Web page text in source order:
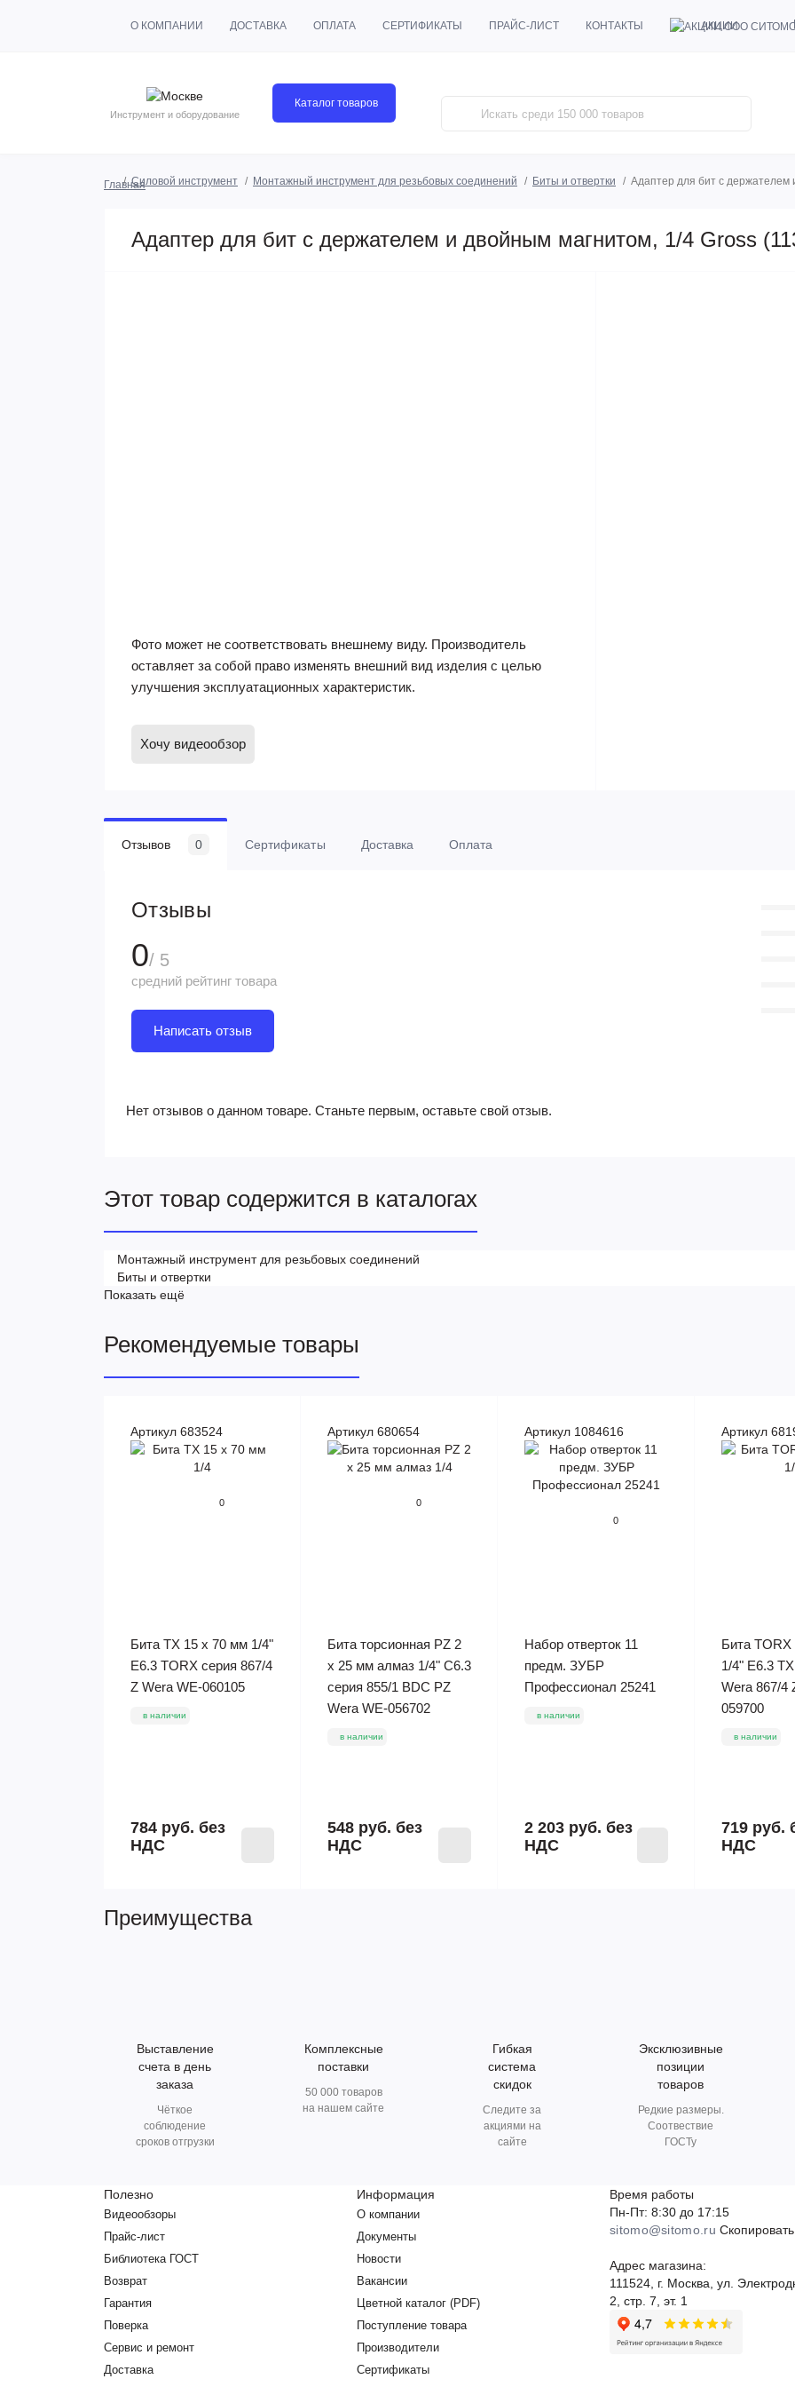
О КОМПАНИИ ДОСТАВКА ОПЛАТА СЕРТИФИКАТЫ ПРАЙС-ЛИСТ КОНТАКТЫ АКЦИИ
Инструмент и оборудование
Каталог товаров
ГлавнаяСиловой инструмент Монтажный инструмент для резьбовых соединений Биты и отвертки Адаптер для бит с держателем
Адаптер для бит с держателем и двойным магнитом, 1/4 Gross
Фото может не соответствовать внешнему виду. Производитель
оставляет за собой право изменять внешний вид изделия с целью
улучшения эксплуатационных характеристик.
Хочу видеообзор
Отзывов 0 Сертификаты Доставка Оплата
Отзывы
0/ 5
средний рейтинг товара
Написать отзыв
Нет отзывов о данном товаре. Станьте первым, оставьте свой отзыв.
Этот товар содержится в каталогах
Монтажный инструмент для резьбовых соединений
Биты и отвертки
Показать ещё
Рекомендуемые товары
Артикул 683524
0
Бита TX 15 x 70 мм 1/4"
E6.3 TORX серия 867/4
Z Wera WE-060105
в наличии
784 руб. без
НДС
Артикул 680654
0
Бита торсионная PZ 2
x 25 мм алмаз 1/4" C6.3
серия 855/1 BDC PZ
Wera WE-056702
в наличии
548 руб. без
НДС
Артикул 1084616
0
Набор отверток 11
предм. ЗУБР
Профессионал 25241
в наличии
2 203 руб. без
НДС
Артикул
Бита
1/4" E6.3
Wera 867/4
059700
в наличии
719 руб.
НДС
Преимущества
Выставление
счета в день
заказа
Чёткое
соблюдение
сроков отгрузки
Комплексные
поставки
50 000 товаров
на нашем сайте
Гибкая
система
скидок
Следите за
акциями на
сайте
Эксклюзивные
позиции
товаров
Редкие размеры.
Соотвествие
ГОСТу
Полезно
Видеообзоры
Прайс-лист
Библиотека ГОСТ
Возврат
Гарантия
Поверка
Сервис и ремонт
Доставка
Информация
О компании
Документы
Новости
Вакансии
Цветной каталог (PDF)
Поступление товара
Производители
Сертификаты
Время работы
Пн-Пт: 8:30 до 17:15
sitomo@sitomo.ru
Адрес магазина:
111524, г. Москва, ул.
2, стр. 7, эт. 1